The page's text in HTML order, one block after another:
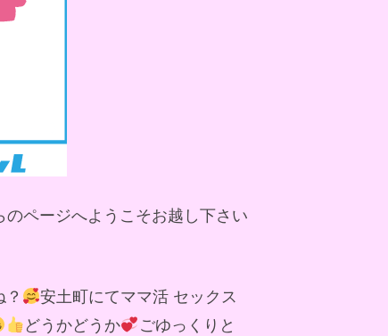
のページへようこそお越し下さい
安土町にてママ活 セックス
どうかどうか
ごゆっくりと